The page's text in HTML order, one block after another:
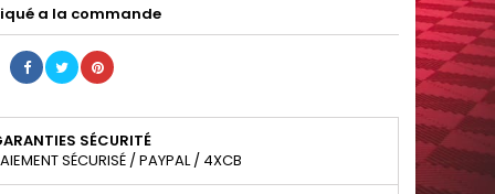
a la commande
SÉCURITÉ
SÉCURISÉ / PAYPAL / 4XCB